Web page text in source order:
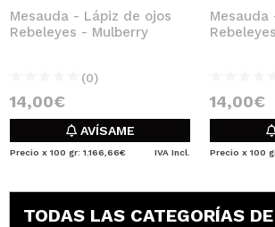
Mesauda - Lápiz de ojos
Rebeleyes - Mulberry
(0)
14,00€
AVÍSAME
Precio x 100 gr: 1.166,66€ IVA Incl.
Mesauda
14,00€
Precio x 100
TODAS LAS CATEGORÍAS